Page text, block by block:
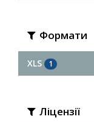
Формати
XLS 1
Ліцензії